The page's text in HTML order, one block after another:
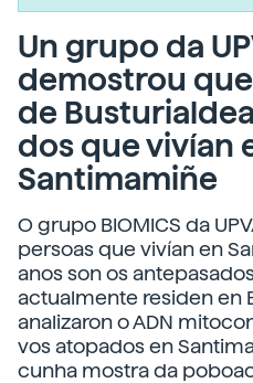
Un grupo da
demostrou
de
dos que vivían
Santimamiñe
O grupo BIOMICS da
persoas que vivían en
anos son os
actualmente residen en
analizaron o ADN
vos atopados en
cunha mostra da